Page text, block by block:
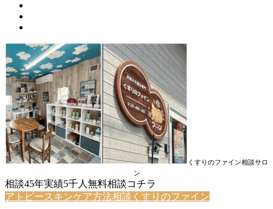
くすりのファイン相談サロ
ン
相談45年実績5千人無料相談コチラ
アトピースキンケア方法相談くすりのファイン